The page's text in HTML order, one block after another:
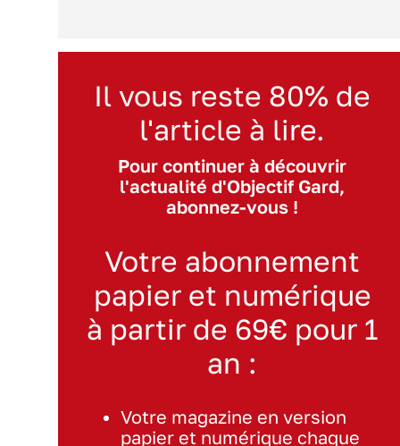
Il vous reste 80% de
l'article à lire.
Pour continuer à découvrir
l'actualité d'Objectif Gard,
abonnez-vous !
Votre abonnement
papier et numérique
à partir de 69€ pour 1
an :
Votre magazine en version
papier et numérique chaque